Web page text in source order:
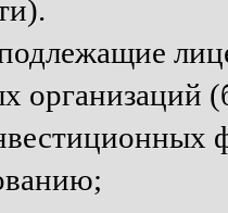
организаций